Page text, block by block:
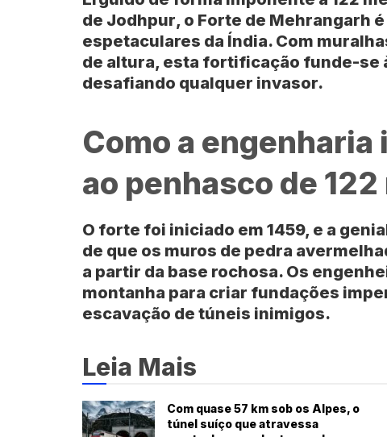
de Jodhpur, o Forte de Mehrangarh
espetaculares da Índia. Com
de altura, esta fortificação funde-se
desafiando qualquer invasor.
Como a
ao penhasco de
O forte foi iniciado em 1459, e a
de que os muros de pedra
a partir da base rochosa. Os
montanha para criar fundações
escavação de túneis inimigos.
Leia Mais
Com quase 57 km sob os Alpes, o
túnel suíço que atravessa